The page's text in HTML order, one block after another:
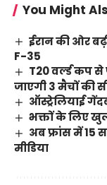
You Might
ईरान की ओर
F-35
T20 वर्ल्ड कप
जाएगी 3 मैचों की
ऑस्ट्रेलियाई
भक्तों के लिए
अब फ्रांस में 15
मीडिया